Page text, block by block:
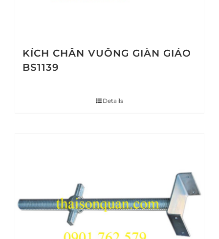
KÍCH CHÂN VUÔNG GIÀN GIÁO
BS1139
Details